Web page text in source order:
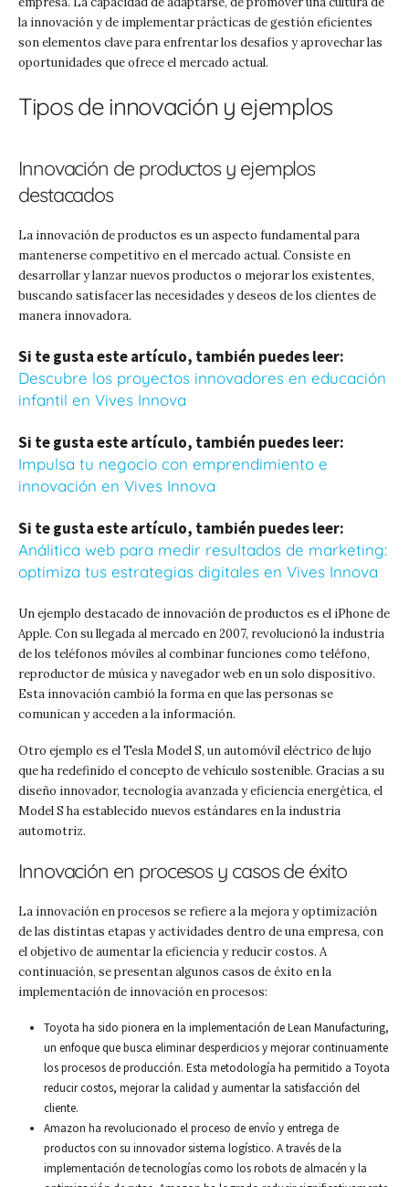
la innovación y de implementar prácticas de gestión eficientes
son elementos clave para enfrentar los desafíos y aprovechar las
oportunidades que ofrece el mercado actual.
Tipos de innovación y ejemplos
Innovación de productos y ejemplos
destacados
La innovación de productos es un aspecto fundamental para
mantenerse competitivo en el mercado actual. Consiste en
desarrollar y lanzar nuevos productos o mejorar los existentes,
buscando satisfacer las necesidades y deseos de los clientes de
manera innovadora.
Si te gusta este artículo, también puedes leer:
Descubre los proyectos innovadores en educación
infantil en Vives Innova
Si te gusta este artículo, también puedes leer:
Impulsa tu negocio con emprendimiento e
innovación en Vives Innova
Si te gusta este artículo, también puedes leer:
Análitica web para medir resultados de marketing:
optimiza tus estrategias digitales en Vives Innova
Un ejemplo destacado de innovación de productos es el iPhone de
Apple. Con su llegada al mercado en 2007, revolucionó la industria
de los teléfonos móviles al combinar funciones como teléfono,
reproductor de música y navegador web en un solo dispositivo.
Esta innovación cambió la forma en que las personas se
comunican y acceden a la información.
Otro ejemplo es el Tesla Model S, un automóvil eléctrico de lujo
que ha redefinido el concepto de vehículo sostenible. Gracias a su
diseño innovador, tecnología avanzada y eficiencia energética, el
Model S ha establecido nuevos estándares en la industria
automotriz.
Innovación en procesos y casos de éxito
La innovación en procesos se refiere a la mejora y optimización
de las distintas etapas y actividades dentro de una empresa, con
el objetivo de aumentar la eficiencia y reducir costos. A
continuación, se presentan algunos casos de éxito en la
implementación de innovación en procesos:
Toyota ha sido pionera en la implementación de Lean Manufacturing,
un enfoque que busca eliminar desperdicios y mejorar continuamente
los procesos de producción. Esta metodología ha permitido a Toyota
reducir costos, mejorar la calidad y aumentar la satisfacción del
cliente.
Amazon ha revolucionado el proceso de envío y entrega de
productos con su innovador sistema logístico. A través de la
implementación de tecnologías como los robots de almacén y la